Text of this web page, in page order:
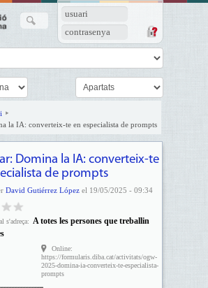
usuari
contrasenya
la IA: converteix-te en especialista de prompts
Domina la IA: converteix-te
de prompts
David Gutiérrez Lópezel 19/05/2025 - 09:34
s'adreça: A totes les persones que treballin
Online:
https://formularis.diba.cat/activitats/ogw-
2025-domina-ia-converteix-te-especialista-
prompts